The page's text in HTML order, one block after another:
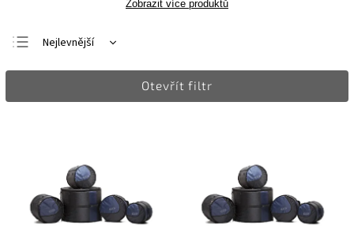
Zobrazit více produktů
Nejlevnější
Nejdražší
Otevřít filtr